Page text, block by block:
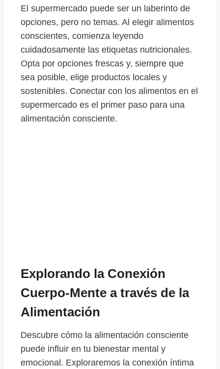
El supermercado puede ser un laberinto de
opciones, pero no temas. Al elegir alimentos
conscientes, comienza leyendo
cuidadosamente las etiquetas nutricionales.
Opta por opciones frescas y, siempre que
sea posible, elige productos locales y
sostenibles. Conectar con los alimentos en el
supermercado es el primer paso para una
alimentación consciente.
Explorando la Conexión
Cuerpo-Mente a través de la
Alimentación
Descubre cómo la alimentación consciente
puede influir en tu bienestar mental y
emocional. Exploraremos la conexión íntima